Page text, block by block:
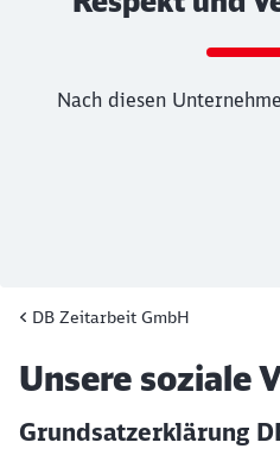
Nach diesen
Ende des Sliders
DB Zeitarbeit GmbH
Artikel:
Unsere soziale
Grundsatzerklärung